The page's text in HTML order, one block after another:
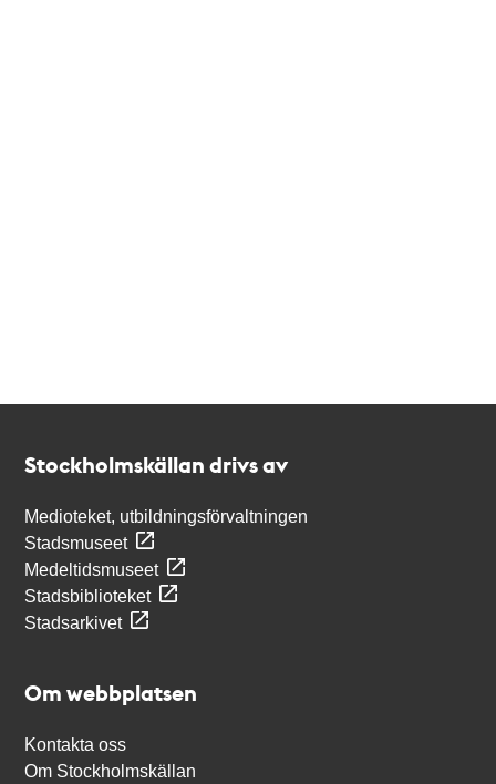
Stockholmskällan drivs av
Medioteket, utbildningsförvaltningen
Stadsmuseet
Medeltidsmuseet
Stadsbiblioteket
Stadsarkivet
Om webbplatsen
Kontakta oss
Om Stockholmskällan